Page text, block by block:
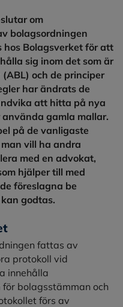
om
bolagsordningen
hos Bolagsverket för att
sig inom det som är
och de principer
har ändrats de
att hitta på nya
gamla mallar.
på de vanligaste
vill ha andra
med en advokat,
hjälper till med
föreslagna be
godtas.
fattas av
protokoll vid
innehålla
bolagsstämman och
förs av